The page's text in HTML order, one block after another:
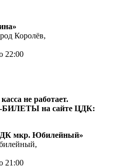
Королёв,
22:00
не работает.
на сайте ЦДК:
мкр. Юбилейный»
21:00